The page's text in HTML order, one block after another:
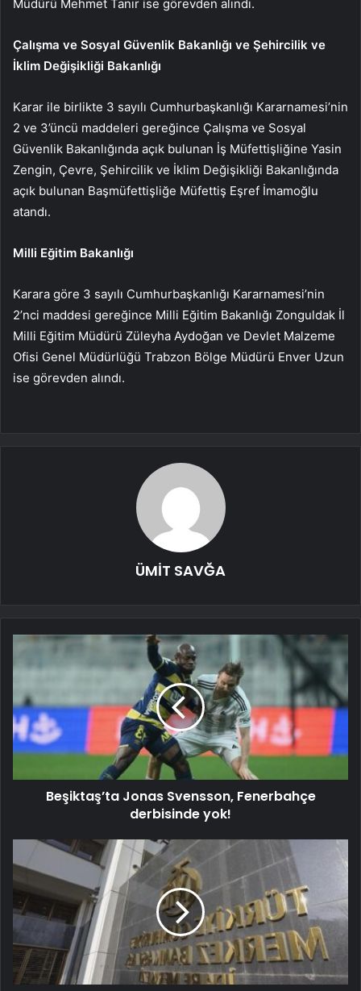
Müdürü Mehmet Tanır ise görevden alındı.
Çalışma ve Sosyal Güvenlik Bakanlığı ve Şehircilik ve
İklim Değişikliği Bakanlığı
Karar ile birlikte 3 sayılı Cumhurbaşkanlığı Kararnamesi’nin
2 ve 3’üncü maddeleri gereğince Çalışma ve Sosyal
Güvenlik Bakanlığında açık bulunan İş Müfettişliğine Yasin
Zengin, Çevre, Şehircilik ve İklim Değişikliği Bakanlığında
açık bulunan Başmüfettişliğe Müfettiş Eşref İmamoğlu
atandı.
Milli Eğitim Bakanlığı
Karara göre 3 sayılı Cumhurbaşkanlığı Kararnamesi’nin
2’nci maddesi gereğince Milli Eğitim Bakanlığı Zonguldak İl
Milli Eğitim Müdürü Züleyha Aydoğan ve Devlet Malzeme
Ofisi Genel Müdürlüğü Trabzon Bölge Müdürü Enver Uzun
ise görevden alındı.
ÜMİT SAVĞA
Beşiktaş’ta Jonas Svensson, Fenerbahçe
derbisinde yok!